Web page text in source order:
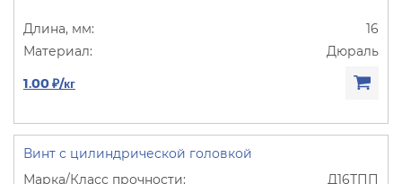
16
Дюраль
1.00 ₽/кг
Винт с цилиндрической головкой
Д16ТПП